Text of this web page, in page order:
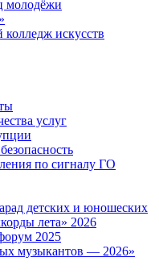
молодёжи
искусств
услуг
по сигналу ГО
детских и юношеских
лета» 2026
2025
музыкантов — 2026»